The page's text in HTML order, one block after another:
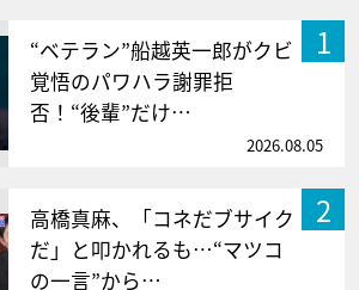
1
“ベテラン”船越英一郎がクビ
覚悟のパワハラ謝罪拒
否！“後輩”だけ…
2026.08.05
2
高橋真麻、「コネだブサイク
だ」と叩かれるも…“マツコ
の一言”から…